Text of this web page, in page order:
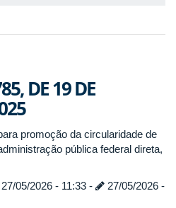
DE 19 DE
promoção da circularidade de
pública federal direta,
27/05/2026 - 11:33 -
27/05/2026 -